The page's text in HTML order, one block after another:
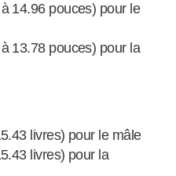
14.96 pouces) pour le
13.78 pouces) pour la
livres) pour le mâle
livres) pour la